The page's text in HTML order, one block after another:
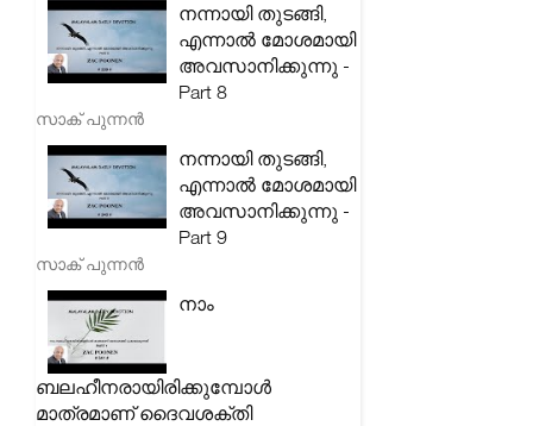
നന്നായി തുടങ്ങി,
എന്നാൽ മോശമായി
അവസാനിക്കുന്നു -
Part 8
സാക് പുന്നൻ
നന്നായി തുടങ്ങി,
എന്നാൽ മോശമായി
അവസാനിക്കുന്നു -
Part 9
സാക് പുന്നൻ
നാം
ബലഹീനരായിരിക്കുമ്പോൾ
മാത്രമാണ് ദൈവശക്തി